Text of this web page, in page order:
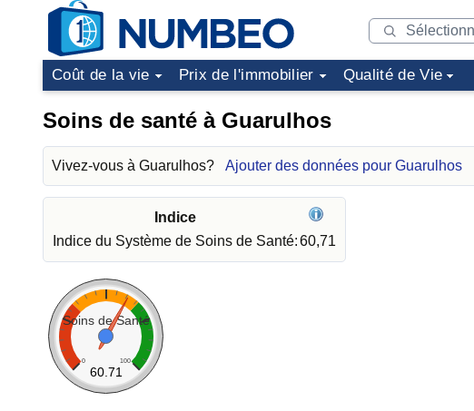
Coût de la vie Prix de l'immobilier Qualité de Vie
Soins de santé à Guarulhos
Vivez-vous à Guarulhos? Ajouter des données pour Guarulhos
Indice
Indice du Système de Soins de Santé:60,71
Soins de Santé
0 100
60.71